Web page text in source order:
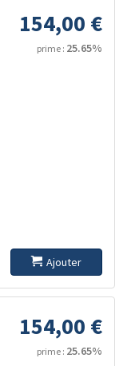
154,00 €
prime : 25.65%
Ajouter
154,00 €
prime : 25.65%